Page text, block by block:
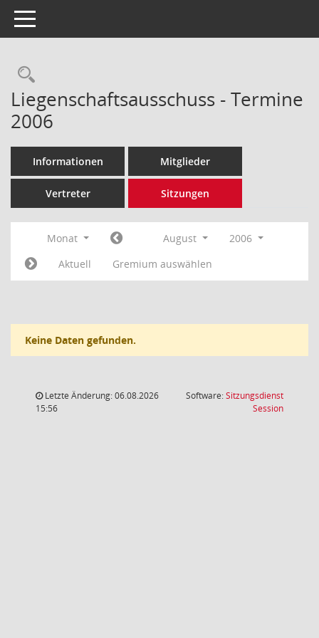
Toggle navigation
Rechercheauswahl
Liegenschaftsausschuss - Termine
2006
Informationen Mitglieder
Vertreter Sitzungen
Monat August
2006
Aktuell
Gremium auswählen
Keine Daten gefunden.
Letzte Änderung: 06.08.2026
15:56
Software:Sitzungsdienst
Session(Wird in